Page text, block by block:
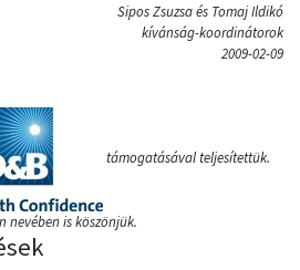
Sipos Zsuzsa és Tomaj Ildikó
kívánság-koordinátorok
2009-02-09
támogatásával teljesítettük.
nevében is köszönjük.